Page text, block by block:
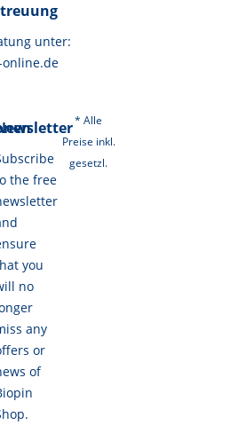
unter:
online.de
the free
you
no
any
or
of
* Alle
Preise inkl.
gesetzl.